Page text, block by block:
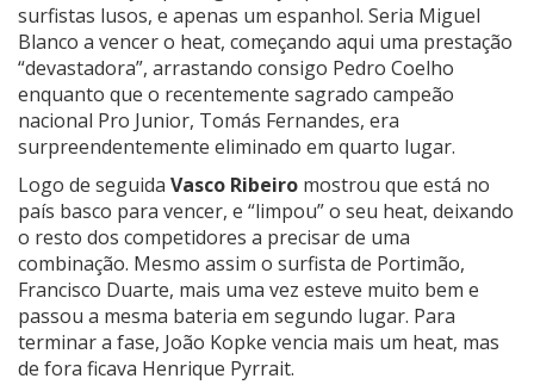
surfistas lusos, e apenas um espanhol. Seria Miguel
Blanco a vencer o heat, começando aqui uma prestação
“devastadora”, arrastando consigo Pedro Coelho
enquanto que o recentemente sagrado campeão
nacional Pro Junior, Tomás Fernandes, era
surpreendentemente eliminado em quarto lugar.
Logo de seguida Vasco Ribeiro mostrou que está no
país basco para vencer, e “limpou” o seu heat, deixando
o resto dos competidores a precisar de uma
combinação. Mesmo assim o surfista de Portimão,
Francisco Duarte, mais uma vez esteve muito bem e
passou a mesma bateria em segundo lugar. Para
terminar a fase, João Kopke vencia mais um heat, mas
de fora ficava Henrique Pyrrait.